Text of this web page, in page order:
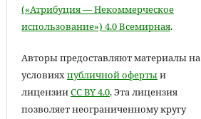
(«Атрибуция — Некоммерческое
использование») 4.0 Всемирная.
Авторы предоставляют материалы на
условияхпубличной офертыи
лицензииCC BY 4.0. Эта лицензия
позволяет неограниченному кругу